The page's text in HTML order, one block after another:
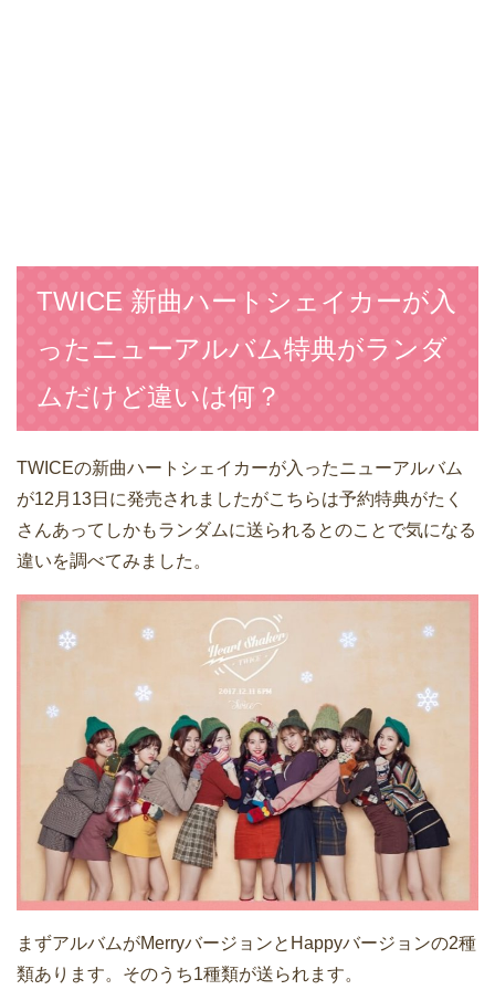
TWICE 新曲ハートシェイカーが入
ったニューアルバム特典がランダ
ムだけど違いは何？
TWICEの新曲ハートシェイカーが入ったニューアルバム
が12月13日に発売されましたがこちらは予約特典がたく
さんあってしかもランダムに送られるとのことで気になる
違いを調べてみました。
まずアルバムがMerryバージョンとHappyバージョンの2種
類あります。そのうち1種類が送られます。